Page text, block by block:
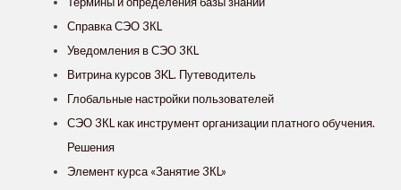
Справка СЭО 3КL
Уведомления в СЭО 3КL
Витрина курсов 3KL. Путеводитель
Глобальные настройки пользователей
СЭО 3КL как инструмент организации платного обучения.
Решения
Элемент курса «Занятие 3КL»